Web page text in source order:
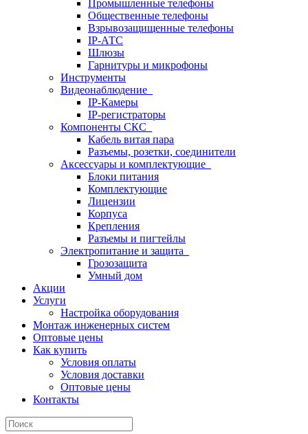
Промышленные телефоны
Общественные телефоны
Взрывозащищенные телефоны
IP-АТС
Шлюзы
Гарнитуры и микрофоны
Инструменты
Видеонаблюдение
IP-Камеры
IP-регистраторы
Компоненты СКС
Кабель витая пара
Разъемы, розетки, соединители
Аксессуары и комплектующие
Блоки питания
Комплектующие
Лицензии
Корпуса
Крепления
Разъемы и пигтейлы
Электропитание и защита
Грозозащита
Умный дом
Акции
Услуги
Настройка оборудования
Монтаж инженерных систем
Оптовые цены
Как купить
Условия оплаты
Условия доставки
Оптовые цены
Контакты